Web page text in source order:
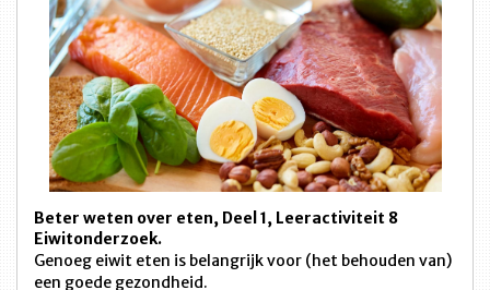
Beter weten over eten, Deel 1, Leeractiviteit 8
Eiwitonderzoek.
Genoeg eiwit eten is belangrijk voor (het behouden van)
een goede gezondheid.